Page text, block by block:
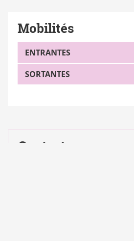
Mobilités
ENTRANTES
SORTANTES
Contacts